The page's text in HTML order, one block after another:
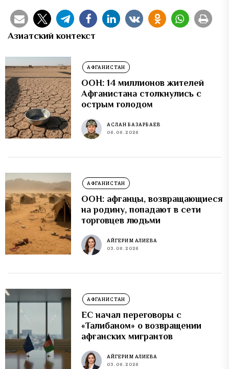
Азиатский контекст
АФГАНИСТАН
ООН: 14 миллионов жителей
Афганистана столкнулись с
острым голодом
АСЛАН БАЗАРБАЕВ
06.08.2026
АФГАНИСТАН
ООН: афганцы, возвращающиеся
на родину, попадают в сети
торговцев людьми
АЙГЕРИМ АЛИЕВА
03.08.2026
АФГАНИСТАН
ЕС начал переговоры с
«Талибаном» о возвращении
афганских мигрантов
АЙГЕРИМ АЛИЕВА
03.08.2026